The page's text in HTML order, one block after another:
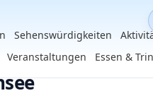
Sehenswürdigkeiten
Veranstaltungen
Essen &